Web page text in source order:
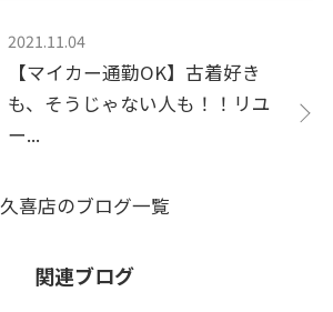
2021.11.04
【マイカー通勤OK】古着好き
も、そうじゃない人も！！リユ
ー...
久喜店のブログ一覧
関連ブログ